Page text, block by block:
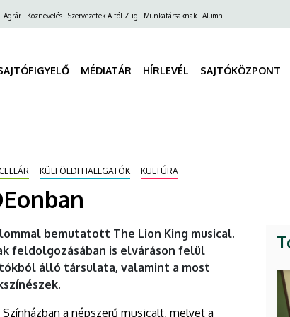
Agrár Köznevelés Szervezetek A-tól Z-ig Munkatársaknak Alumni
MÉDIATÁR HÍRLEVÉL SAJTÓKÖZPONT
KÜLFÖLDI HALLGATÓK KULTÚRA
bemutatott The Lion King musical.
feldolgozásában is elváráson felül
álló társulata, valamint a most
a népszerű musicalt, melyet a